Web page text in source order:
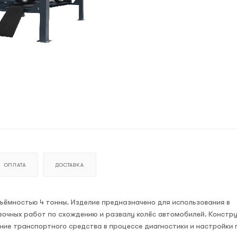
ОПЛАТА ДОСТАВКА
4 тонны. Изделие предназначено для использования в
работ по схождению и развалу колёс автомобилей.
транспортного средства в процессе диагностики и настройки